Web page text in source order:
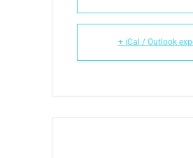
+ iCal / Outlook